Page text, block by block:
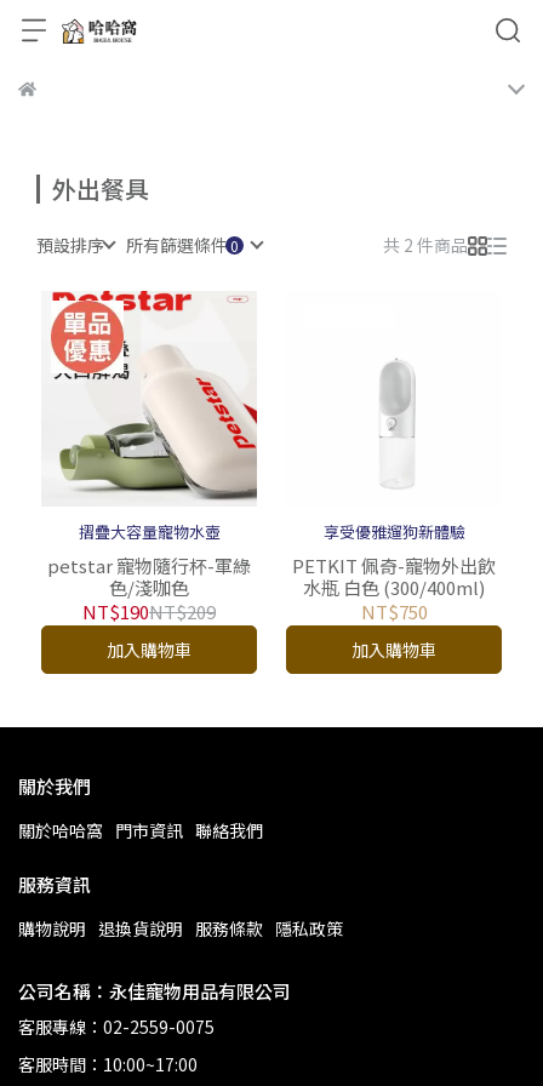
外出餐具
預設排序 所有篩選條件 共 2 件商品
摺疊大容量寵物水壺
petstar 寵物隨行杯-軍綠
色/淺咖色
NT$190NT$209
加入購物車
享受優雅遛狗新體驗
PETKIT 佩奇-寵物外出飲
水瓶 白色 (300/400ml)
NT$750
加入購物車
關於我們
關於哈哈窩 門市資訊 聯絡我們
服務資訊
購物說明 退換貨說明 服務條款 隱私政策
公司名稱：永佳寵物用品有限公司
客服專線：02-2559-0075
客服時間：10:00~17:00